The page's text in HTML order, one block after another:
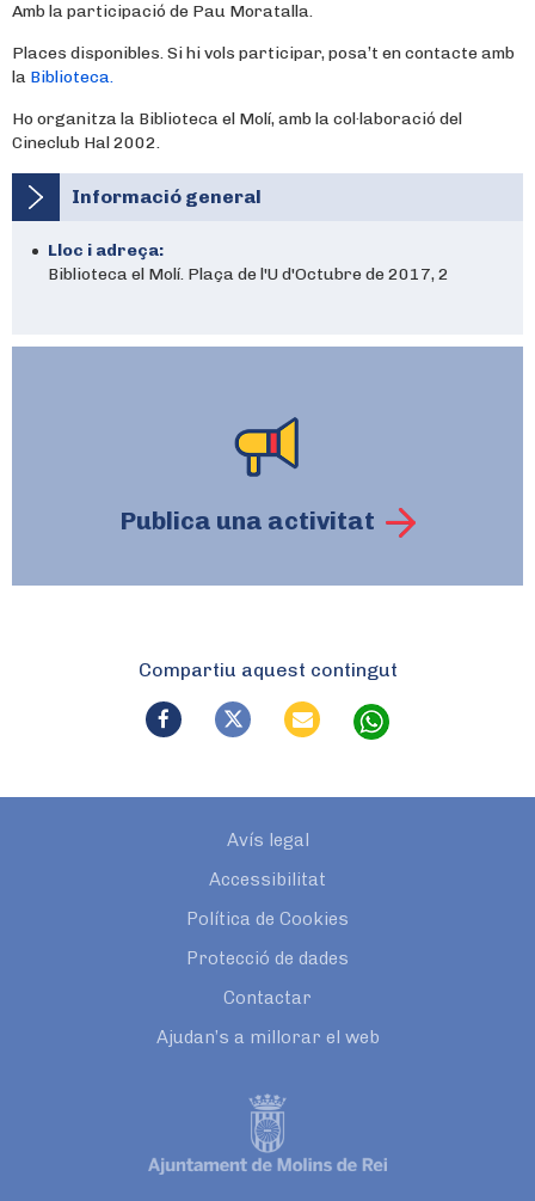
Amb la participació de Pau Moratalla.
Places disponibles. Si hi vols participar, posa’t en contacte amb
la Biblioteca.
Ho organitza la Biblioteca el Molí, amb la col·laboració del
Cineclub Hal 2002.
Informació general
Lloc i adreça:
Biblioteca el Molí. Plaça de l'U d'Octubre de 2017, 2
Publica una activitat
Compartiu aquest contingut
Avís legal
Accessibilitat
Política de Cookies
Protecció de dades
Contactar
Ajudan’s a millorar el web